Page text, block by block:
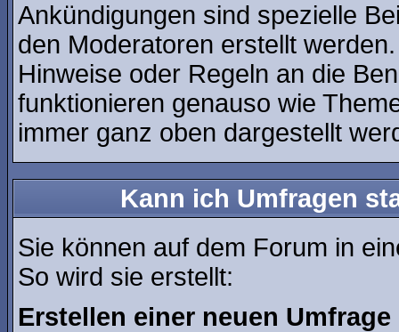
Ankündigungen sind spezielle
den Moderatoren erstellt
Hinweise oder Regeln an die
funktionieren genauso wie
immer ganz oben dargestellt
Kann ich Umfragen
Sie können auf dem Forum in
So wird sie erstellt:
Erstellen einer neuen Umfrage